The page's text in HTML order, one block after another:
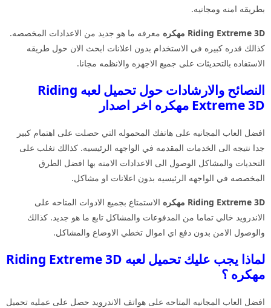
بطريقه امنه ومجانيه.
Riding Extreme 3D مهكره
معرفه ما هو جديد من الاعدادات المخصصه.
كذالك قدره كبيره في الاستخدام بدون اعلانات ابحث الان حول طريقه
الاستفاده بالتحديثات على جميع الاجهزه والانظمه مجانا.
النصائح والارشادات حول تحميل لعبه Riding
Extreme 3D مهكره اخر اصدار
افضل العاب المجانيه على هاتفك المحموله التي حصلت على اهتمام كبير
جدا نتيجه الى الخدمات المقدمه في الواجهه الرئيسيه. كذالك تغلب على
التحديات والمشاكل الوصول الى الاعدادات الامنه بها افضل الطرق
المخصصه في الواجهه الرئيسيه بدون اعلانات او مشاكل.
Riding Extreme 3D مهكره
الاستمتاع بجميع الادوات المتاحه على
الاندرويد خالي تماما من المدفوعات والمشاكل تابع ما هو جديد. كذالك
والوصول الامن بدون دفع اي اموال تخطي الاوضاع والمشاكل.
لماذا يجب عليك تحميل لعبه Riding Extreme 3D
مهكره ؟
افضل العاب المجانيه المتاحه على هواتف الاندرويد حصل على عمليه تحميل